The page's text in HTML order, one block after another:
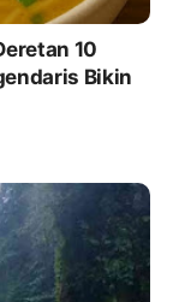
10
Bikin